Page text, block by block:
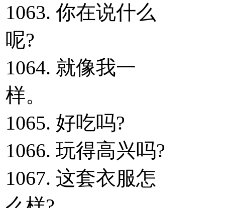
1063. 你在说什么
呢?
1064. 就像我一
样。
1065. 好吃吗?
1066. 玩得高兴吗?
1067. 这套衣服怎